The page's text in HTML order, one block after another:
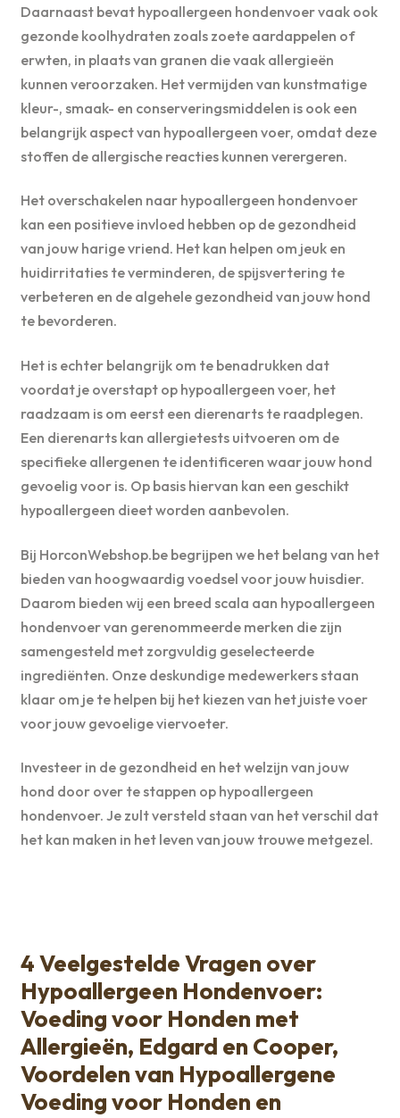
Daarnaast bevat hypoallergeen hondenvoer vaak ook
gezonde koolhydraten zoals zoete aardappelen of
erwten, in plaats van granen die vaak allergieën
kunnen veroorzaken. Het vermijden van kunstmatige
kleur-, smaak- en conserveringsmiddelen is ook een
belangrijk aspect van hypoallergeen voer, omdat deze
stoffen de allergische reacties kunnen verergeren.
Het overschakelen naar hypoallergeen hondenvoer
kan een positieve invloed hebben op de gezondheid
van jouw harige vriend. Het kan helpen om jeuk en
huidirritaties te verminderen, de spijsvertering te
verbeteren en de algehele gezondheid van jouw hond
te bevorderen.
Het is echter belangrijk om te benadrukken dat
voordat je overstapt op hypoallergeen voer, het
raadzaam is om eerst een dierenarts te raadplegen.
Een dierenarts kan allergietests uitvoeren om de
specifieke allergenen te identificeren waar jouw hond
gevoelig voor is. Op basis hiervan kan een geschikt
hypoallergeen dieet worden aanbevolen.
Bij HorconWebshop.be begrijpen we het belang van het
bieden van hoogwaardig voedsel voor jouw huisdier.
Daarom bieden wij een breed scala aan hypoallergeen
hondenvoer van gerenommeerde merken die zijn
samengesteld met zorgvuldig geselecteerde
ingrediënten. Onze deskundige medewerkers staan
klaar om je te helpen bij het kiezen van het juiste voer
voor jouw gevoelige viervoeter.
Investeer in de gezondheid en het welzijn van jouw
hond door over te stappen op hypoallergeen
hondenvoer. Je zult versteld staan ​​van het verschil dat
het kan maken in het leven van jouw trouwe metgezel.
4 Veelgestelde Vragen over
Hypoallergeen Hondenvoer:
Voeding voor Honden met
Allergieën, Edgard en Cooper,
Voordelen van Hypoallergene
Voeding voor Honden en